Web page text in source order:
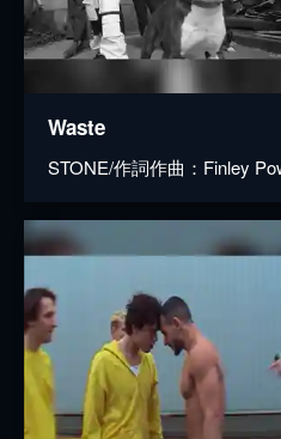
Waste
STONE/作詞作曲：Finley